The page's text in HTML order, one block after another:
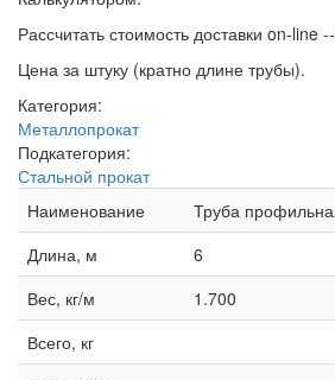
Рассчитать стоимость доставки on-line
Цена за штуку (кратно длине трубы).
Категория:
Металлопрокат
Подкатегория:
Стальной прокат
Наименование
Труба
Длина, м
6
Вес, кг/м
1.700
Всего, кг